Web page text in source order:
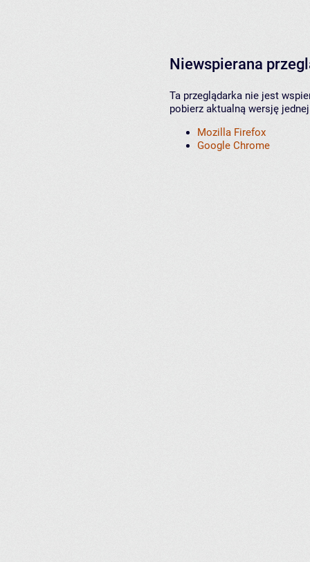
Niewspierana
Ta przeglądarka nie jest
pobierz aktualną wersję
Mozilla Firefox
Google Chrome